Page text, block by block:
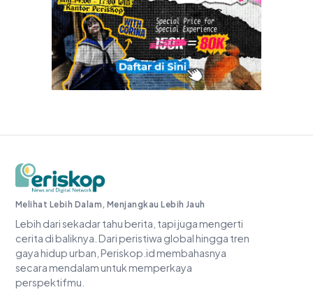
Periskop.id
Melihat Lebih Dalam, Menjangkau Lebih Jauh
Lebih dari sekadar tahu berita, tapi juga mengerti
cerita di baliknya. Dari peristiwa global hingga tren
gaya hidup urban, Periskop.id membahasnya
secara mendalam untuk memperkaya
perspektifmu.